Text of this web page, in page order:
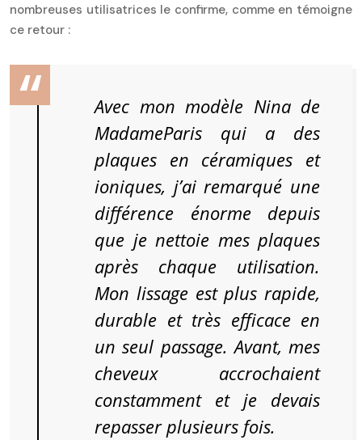
nombreuses utilisatrices le confirme, comme en témoigne
ce retour :
Avec mon modèle Nina de
MadameParis qui a des
plaques en céramiques et
ioniques, j’ai remarqué une
différence énorme depuis
que je nettoie mes plaques
après chaque utilisation.
Mon lissage est plus rapide,
durable et très efficace en
un seul passage. Avant, mes
cheveux accrochaient
constamment et je devais
repasser plusieurs fois.